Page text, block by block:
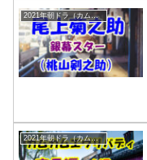
2021年朝ドラ（カムカムエヴリバディ）
2021年朝ドラ（カムカムエヴリバディ）